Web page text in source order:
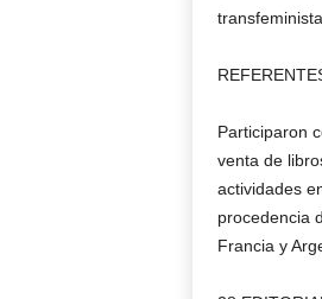
Participaron
venta de
actividades
procedencia
Francia y